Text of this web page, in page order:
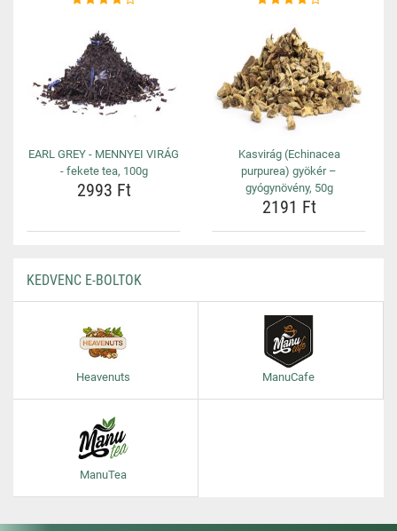
EARL GREY - MENNYEI VIRÁG
- fekete tea, 100g
2993 Ft
Kasvirág (Echinacea
purpurea) gyökér –
gyógynövény, 50g
2191 Ft
KEDVENC E-BOLTOK
Heavenuts ManuCafe
ManuTea